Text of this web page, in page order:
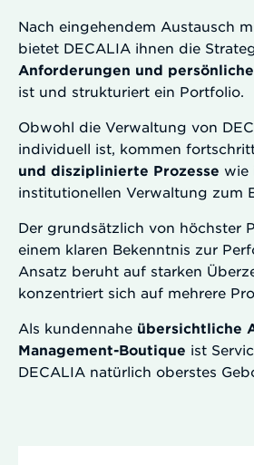
Nach eingehendem Austausch
bietet DECALIA ihnen die
Anforderungen und
ist und strukturiert ein Portfolio.
Obwohl die Verwaltung von
individuell ist, kommen
und disziplinierte Prozesse wie
institutionellen Verwaltung zum
Der grundsätzlich von höchster
einem klaren Bekenntnis zur
Ansatz beruht auf starken
konzentriert sich auf mehrere
Als kundennahe übersichtliche
Management-Boutique ist
DECALIA natürlich oberstes